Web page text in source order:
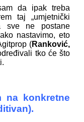
da ipak treba
taj „umjetnički
sve ne postane
nastavimo, eto
(Ranković,
tko će što
na konkretne